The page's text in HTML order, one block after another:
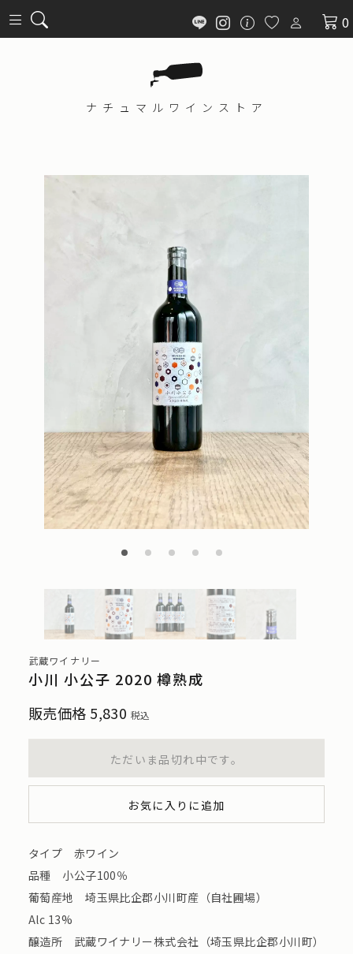
0
ナチュマル ワインストア
武蔵ワイナリー
小川 小公子 2020 樽熟成
販売価格 5,830 税込
ただいま品切れ中です。
お気に入りに追加
タイプ 赤ワイン
品種 小公子100％
葡萄産地 埼玉県比企郡小川町産（自社圃場）
Alc 13%
醸造所 武蔵ワイナリー株式会社（埼玉県比企郡小川町）